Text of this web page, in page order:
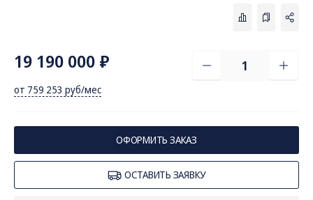
8 (800) 775-82-84
Звонок бесплатный
19 190 000 ₽
от 759 253 руб/мес
ОФОРМИТЬ ЗАКАЗ
ОСТАВИТЬ ЗАЯВКУ